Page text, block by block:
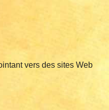
vers des sites Web